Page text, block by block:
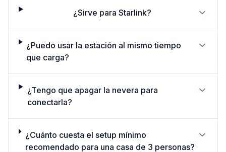
¿Sirve para Starlink?
¿Puedo usar la estación al mismo tiempo
que carga?
¿Tengo que apagar la nevera para
conectarla?
¿Cuánto cuesta el setup mínimo
recomendado para una casa de 3 personas?